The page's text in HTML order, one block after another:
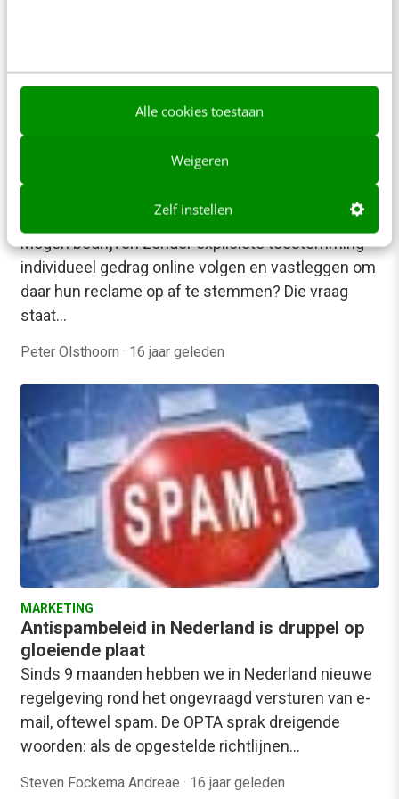
Alle cookies toestaan
Weigeren
Zelf instellen
Cookiedebat: U surft, wij adverteren
Mogen bedrijven zonder expliciete toestemming
individueel gedrag online volgen en vastleggen om
daar hun reclame op af te stemmen? Die vraag
staat…
Peter Olsthoorn · 16 jaar geleden
MARKETING
Antispambeleid in Nederland is druppel op
gloeiende plaat
Sinds 9 maanden hebben we in Nederland nieuwe
regelgeving rond het ongevraagd versturen van e-
mail, oftewel spam. De OPTA sprak dreigende
woorden: als de opgestelde richtlijnen…
Steven Fockema Andreae · 16 jaar geleden